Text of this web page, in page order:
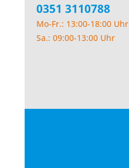
0351 3110788
Mo-Fr.: 13:00-18:00 Uhr
Sa.: 09:00-13:00 Uhr